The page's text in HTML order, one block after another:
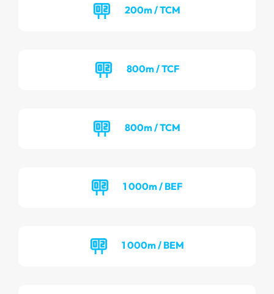
200m / TCM
800m / TCF
800m / TCM
1 000m / BEF
1 000m / BEM